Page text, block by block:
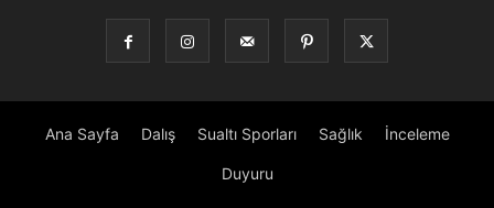
Ana Sayfa Dalış Sualtı Sporları Sağlık İnceleme
Duyuru